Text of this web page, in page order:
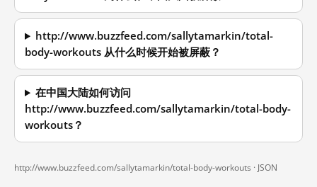
http://www.buzzfeed.com/sallytamarkin/total-
body-workouts 从什么时候开始被屏蔽？
在中国大陆如何访问
http://www.buzzfeed.com/sallytamarkin/total-body-
workouts？
http://www.buzzfeed.com/sallytamarkin/total-body-workouts · JSON